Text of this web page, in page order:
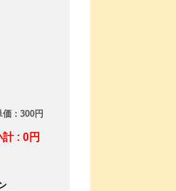
価 : 300円
計 : 0円